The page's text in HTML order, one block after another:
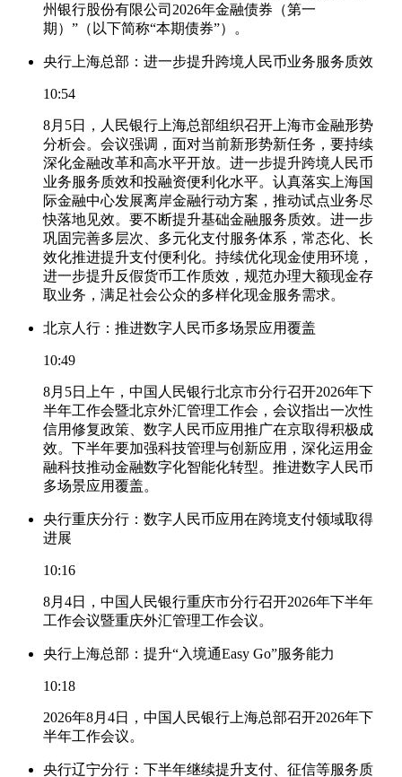
州银行股份有限公司2026年金融债券（第一
期）”（以下简称“本期债券”）。
央行上海总部：进一步提升跨境人民币业务服务质效
10:54
8月5日，人民银行上海总部组织召开上海市金融形势
分析会。会议强调，面对当前新形势新任务，要持续
深化金融改革和高水平开放。进一步提升跨境人民币
业务服务质效和投融资便利化水平。认真落实上海国
际金融中心发展离岸金融行动方案，推动试点业务尽
快落地见效。要不断提升基础金融服务质效。进一步
巩固完善多层次、多元化支付服务体系，常态化、长
效化推进提升支付便利化。持续优化现金使用环境，
进一步提升反假货币工作质效，规范办理大额现金存
取业务，满足社会公众的多样化现金服务需求。
北京人行：推进数字人民币多场景应用覆盖
10:49
8月5日上午，中国人民银行北京市分行召开2026年下
半年工作会暨北京外汇管理工作会，会议指出一次性
信用修复政策、数字人民币应用推广在京取得积极成
效。下半年要加强科技管理与创新应用，深化运用金
融科技推动金融数字化智能化转型。推进数字人民币
多场景应用覆盖。
央行重庆分行：数字人民币应用在跨境支付领域取得
进展
10:16
8月4日，中国人民银行重庆市分行召开2026年下半年
工作会议暨重庆外汇管理工作会议。
央行上海总部：提升“入境通Easy Go”服务能力
10:18
2026年8月4日，中国人民银行上海总部召开2026年下
半年工作会议。
央行辽宁分行：下半年继续提升支付、征信等服务质